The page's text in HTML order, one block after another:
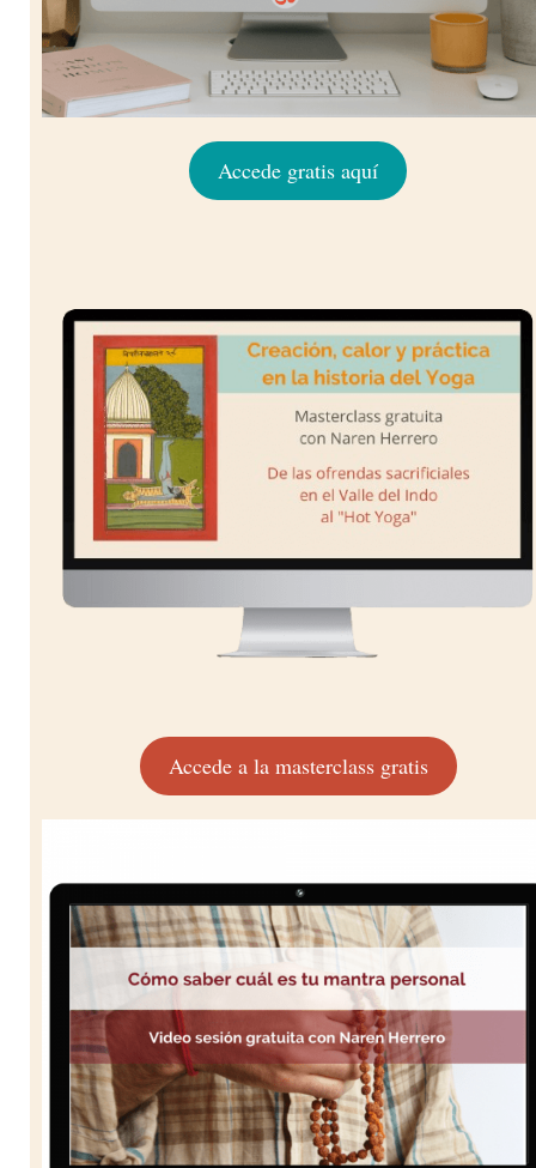
Accede gratis aquí
Accede a la masterclass gratis